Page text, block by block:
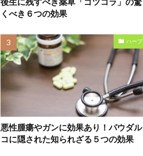
くべき６つの効果
ハーブ
悪性腫瘍やガンに効果あり！パウダル
コに隠された知られざる５つの効果